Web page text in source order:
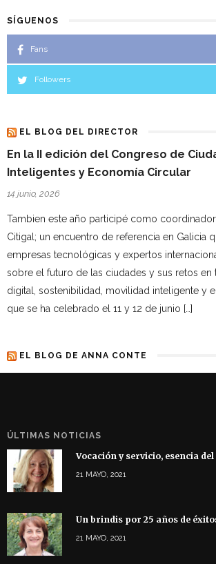
SÍGUENOS
Fans
Followers
EL BLOG DEL DIRECTOR
En la II edición del Congreso de
Inteligentes y Economía Circular
14 junio, 2026
Tambien este año participé como
Citigal; un encuentro de referencia en Galicia
empresas tecnológicas y expertos
sobre el futuro de las ciudades y sus retos en
digital, sostenibilidad, movilidad inteligente y
que se ha celebrado el 11 y 12 de junio […]
EL BLOG DE ANNA CONTE
ÚLTIMAS NOTICIAS
Vocación y servicio, esencia
21 MAYO, 2021
Un brindis por 25 años de
21 MAYO, 2021